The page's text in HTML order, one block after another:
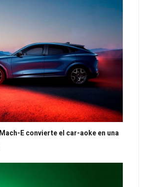
E convierte el car-aoke en una